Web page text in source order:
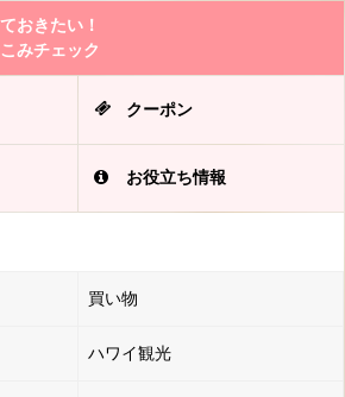
おきたい！
みチェック
クーポン
お役立ち情報
買い物
ハワイ観光